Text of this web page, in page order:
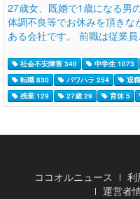
27歳女、既婚で1歳になる男
体調不良等でお休みを頂き
ある会社です。 前職は従業員
社会不安障害 340 中学生 1073
転職 830
パワハラ 254 退
残業 129
27歳 29 育休 5
ココオルニュース 利
運営者